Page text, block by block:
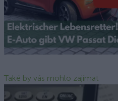
Také by vás mohlo zajímat